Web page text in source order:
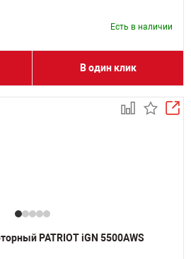
Есть в наличии
В один клик
PATRIOT iGN 5500AWS